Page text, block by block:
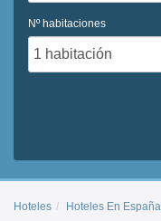
Nº habitaciones
Hoteles Hoteles En España